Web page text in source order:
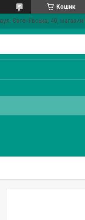
Кошик
вул. Євгеніївська, 40,